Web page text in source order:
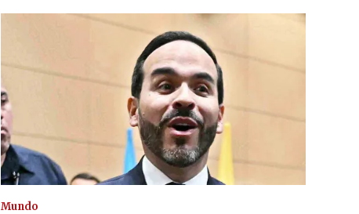
Mundo